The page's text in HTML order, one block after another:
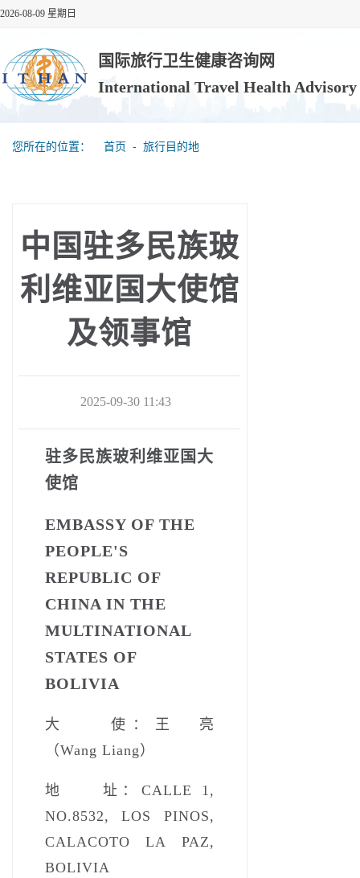
2026-08-09 星期日
国际旅行卫生健康咨询网
International Travel Health
您所在的位置： 首页 ‐ 旅行目的地
中国驻多民族玻
利维亚国大使馆
及领事馆
2025-09-30 11:43
驻多民族玻利维亚国大
使馆
EMBASSY OF THE
PEOPLE'S
REPUBLIC OF
CHINA IN THE
MULTINATIONAL
STATES OF
BOLIVIA
大 使：王 亮
（Wang Liang）
地 址：CALLE 1,
NO.8532, LOS PINOS,
CALACOTO LA PAZ,
BOLIVIA